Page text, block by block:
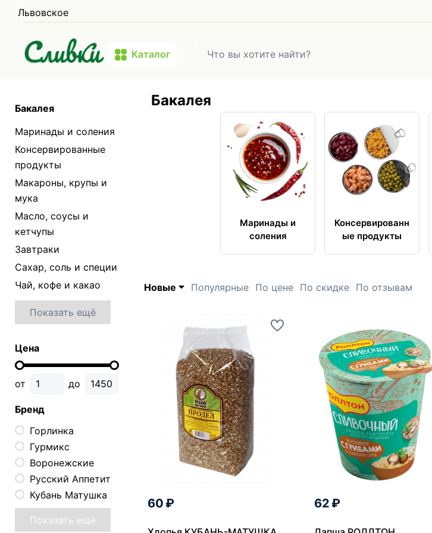
Львовское
Каталог
Бакалея
Маринады и соления
Консервированные
продукты
Макароны, крупы и
мука
Масло, соусы и
кетчупы
Завтраки
Сахар, соль и специи
Чай, кофе и какао
Показать ещё
Цена
от до
Бренд
Горлинка
Гурмикс
Воронежские
Русский Аппетит
Кубань Матушка
Показать ещё
Бакалея
Маринады и
соления
Консервированн
ые продукты
Новые Популярные По цене По скидке По отзывам
60 ₽ 62 ₽